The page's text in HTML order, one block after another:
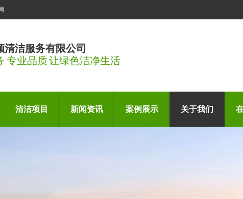
清洁服务有限公司
专业品质 让绿色洁净生活
清洁项目 新闻资讯 案例展示 关于我们